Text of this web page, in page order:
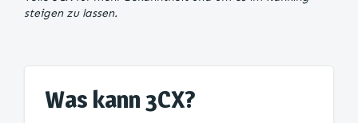
steigen zu lassen.
Was kann 3CX?